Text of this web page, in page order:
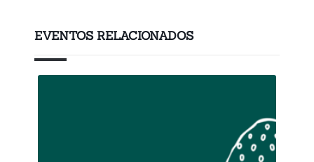
EVENTOS RELACIONADOS